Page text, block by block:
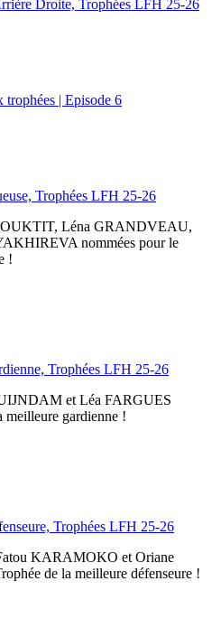
Droite, Trophées LFH 25-26
trophées | Episode 6
Trophées LFH 25-26
Léna GRANDVEAU,
nommées pour le
!
Trophées LFH 25-26
et Léa FARGUES
meilleure gardienne !
Trophées LFH 25-26
KARAMOKO et Oriane
de la meilleure défenseure !